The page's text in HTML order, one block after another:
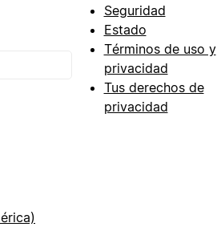
Seguridad
Estado
Términos de uso y
privacidad
Tus derechos de
privacidad